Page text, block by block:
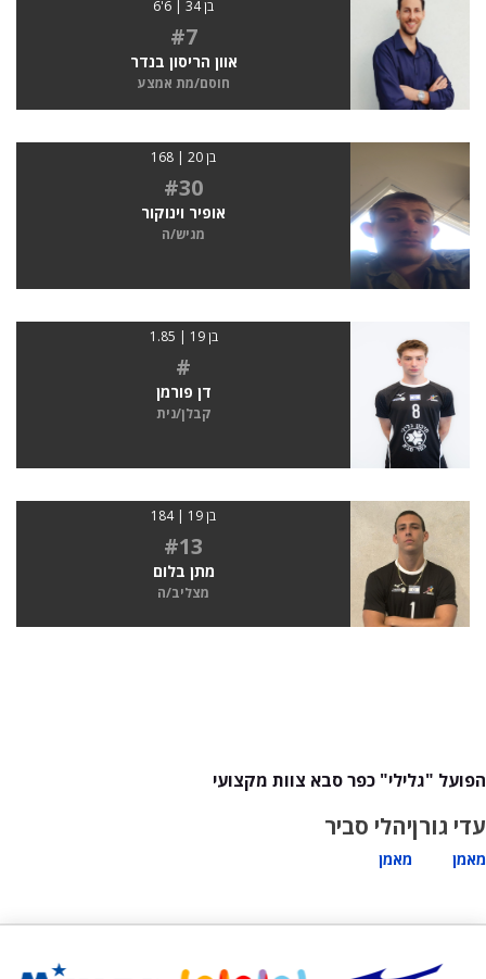
בן 34 | 6'6
#7
אוון הריסון בנדר
חוסם/מת אמצע
בן 20 | 168
#30
אופיר וינוקור
מגיש/ה
בן 19 | 1.85
#
דן פורמן
קבלן/נית
בן 19 | 184
#13
מתן בלום
מצליב/ה
הפועל "גלילי" כפר סבא צוות מקצועי
עדי גורן
מאמן
יהלי סביר
מאמן